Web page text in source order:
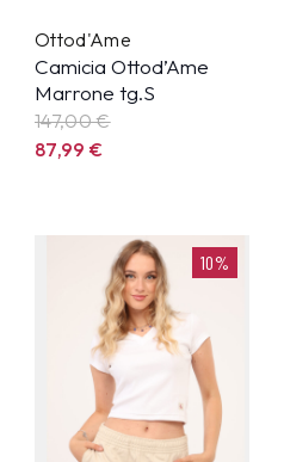
Ottod'Ame
Camicia Ottod’Ame
Marrone tg.S
147,00 €
87,99€
10%